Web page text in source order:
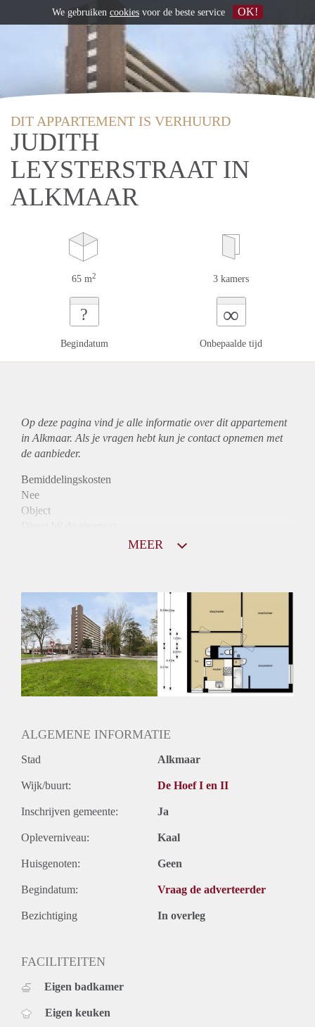
DIT APPARTEMENT IS VERHUURD
JUDITH
LEYSTERSTRAAT IN
ALKMAAR
65 m2 3 kamers
?
Begindatum
∞
Onbepaalde tijd
Op deze pagina vind je alle informatie over ditappartement
in Alkmaar. Als je vragen hebt kun je contact opnemen met
de aanbieder.
Bemiddelingskosten
Nee
Object
Huurtoeslag
Mogelijk
Inkomen eis
N.V.T.
Huurtermijn
Onbepaalde termijn
Oplevering
MEER
ALGEMENE INFORMATIE
Stad Alkmaar
Wijk/buurt: De Hoef I en II
Inschrijven gemeente: Ja
Opleverniveau: Kaal
Huisgenoten: Geen
Begindatum: Vraag de adverteerder
Bezichtiging In overleg
FACILITEITEN
Eigen badkamer
Eigen keuken
We gebruiken cookies voor de beste service OK!